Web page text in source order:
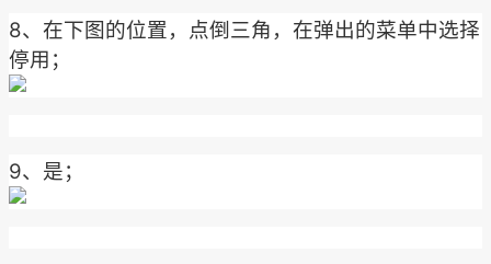
8、在下图的位置，点倒三角，在弹出的菜单中选择
停用；
9、是；